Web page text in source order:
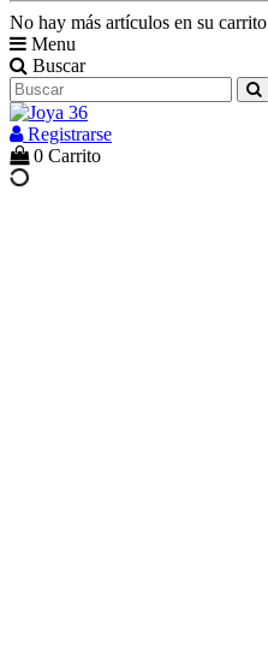
No hay más artículos en su carrito
Menu
Buscar
Registrarse
0 Carrito